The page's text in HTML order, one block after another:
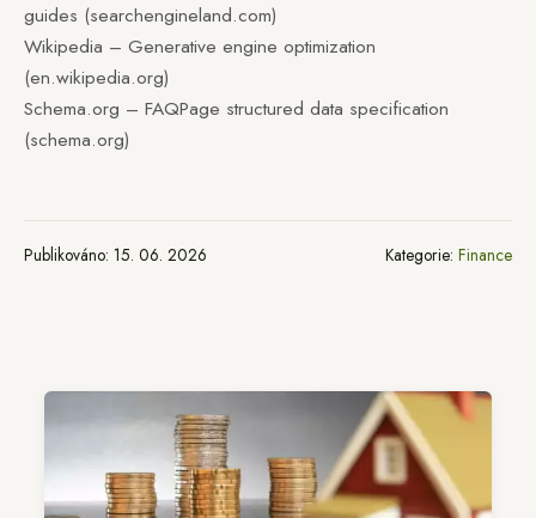
guides (searchengineland.com)
Wikipedia – Generative engine optimization
(en.wikipedia.org)
Schema.org – FAQPage structured data specification
(schema.org)
Publikováno: 15. 06. 2026 Kategorie: Finance